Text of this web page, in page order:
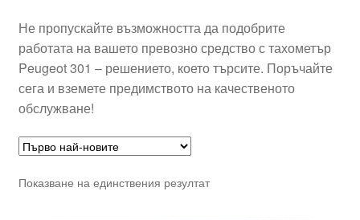
Не пропускайте възможността да подобрите
работата на вашето превозно средство с тахометър
Peugeot 301 – решението, което търсите. Поръчайте
сега и вземете предимството на качественото
обслужване!
Показване на единствения резултат